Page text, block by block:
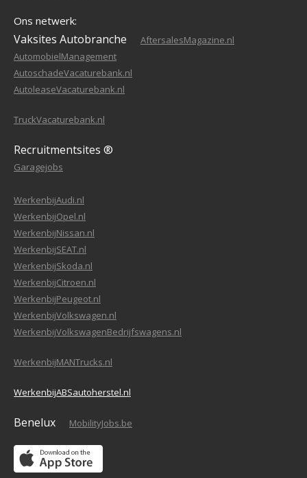
Ons netwerk:
Vaksites Autobranche
AftersalesMagazine.nl
AutomobielManagement
AutoschadeVacaturebank.nl
AutoleaseVacaturebank.nl
TruckVacaturebank.nl
Recruitmentsites ®
Garagejobs
WerkenbijAudi.nl
WerkenbijOpel.nl
WerkenbijNissan.nl
WerkenbijSEAT.nl
WerkenbijSkoda.nl
WerkenbijCitroen.nl
WerkenbijPeugeot.nl
WerkenbijVolkswagen.nl
WerkenbijVolkswagenBedrijfswagens.nl
WerkenbijMANTrucks.nl
WerkenbijABSautoherstel.nl
Benelux MobilityJobs.be